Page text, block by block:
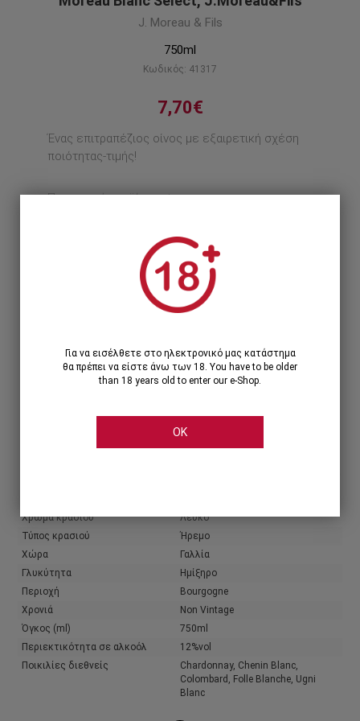
J. Moreau & Fils
750ml
Κωδικός: 41317
7,70€
Ένας επιτραπέζιος οίνος με εξαιρετική σχέση
ποιότητας-τιμής!
Περιγραφή προϊόντος
7,70€
84,96€ 92,40€
Χρώμα κρασιού
Λευκό
Τύπος κρασιού
Ήρεμο
Χώρα
Γαλλία
Γλυκύτητα
Ημίξηρο
Περιοχή
Bourgogne
Χρονιά
Non Vintage
Όγκος (ml)
750ml
Περιεκτικότητα σε αλκοόλ
12%vol
Ποικιλίες διεθνείς
Chardonnay, Chenin Blanc,
Colombard, Folle Blanche, Ugni
Blanc
Για να εισέλθετε στο ηλεκτρονικό μας κατάστημα
θα πρέπει να είστε άνω των 18. You have to be older
than 18 years old to enter our e-Shop.
OK